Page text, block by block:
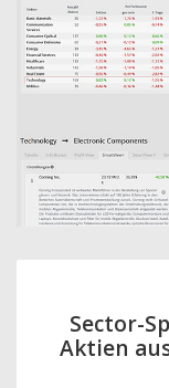
Sector-
Aktien